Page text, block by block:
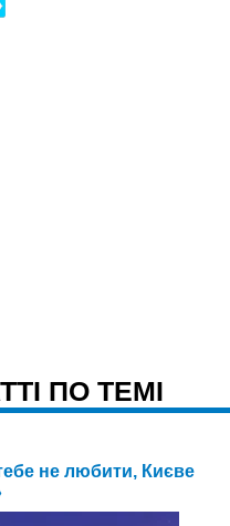
ПО ТЕМІ
не любити, Києве